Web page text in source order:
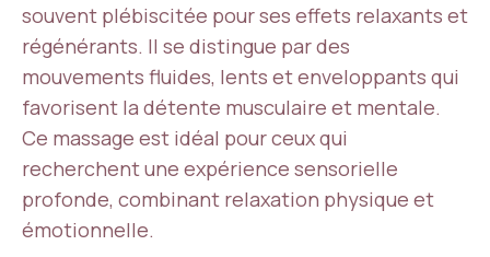
souvent plébiscitée pour ses effets relaxants et
régénérants. Il se distingue par des
mouvements fluides, lents et enveloppants qui
favorisent la détente musculaire et mentale.
Ce massage est idéal pour ceux qui
recherchent une expérience sensorielle
profonde, combinant relaxation physique et
émotionnelle.